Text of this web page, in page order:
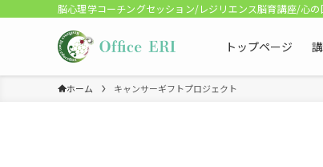
脳心理学コーチングセッション/レジリエンス脳育講座/心
トップページ
ホーム キャンサーギフトプロジェクト